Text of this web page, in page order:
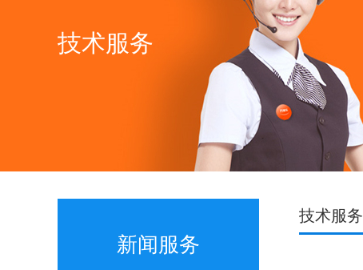
技术服务
新闻服务
技术服务